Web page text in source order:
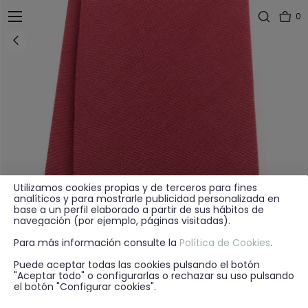
0
Utilizamos cookies propias y de terceros para fines
analíticos y para mostrarle publicidad personalizada en
base a un perfil elaborado a partir de sus hábitos de
navegación (por ejemplo, páginas visitadas).
Para más información consulte la Política de Cookies.
Puede aceptar todas las cookies pulsando el botón
"Aceptar todo" o configurarlas o rechazar su uso pulsando
el botón "Configurar cookies".